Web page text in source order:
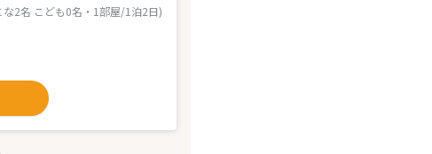
な2名 こども0名・1部屋/1泊2日)